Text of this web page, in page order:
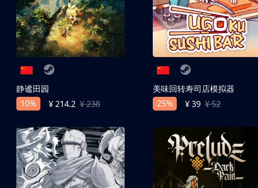
静谧田园
10%
¥ 214.2 ¥ 238
美味回转寿司店模拟器
25%
¥ 39 ¥ 52